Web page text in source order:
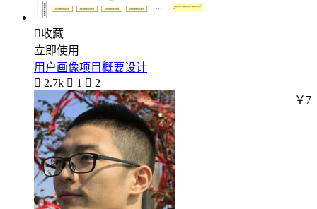
收藏
立即使用
用户画像项目概要设计
 2.7k  1  2
￥7